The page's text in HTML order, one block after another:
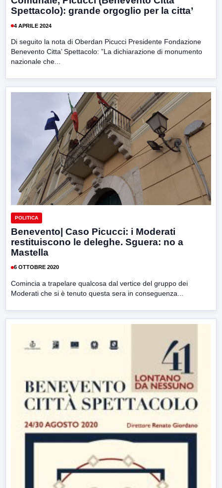
Spettacolo): grande orgoglio per la citta’
4 APRILE 2024
Di seguito la nota di Oberdan Picucci Presidente Fondazione
Benevento Citta’ Spettacolo: ”La dichiarazione di monumento
nazionale che...
POLITICA
Benevento| Caso Picucci: i Moderati
restituiscono le deleghe. Sguera: no a
Mastella
6 OTTOBRE 2020
Comincia a trapelare qualcosa dal vertice del gruppo dei
Moderati che si è tenuto questa sera in conseguenza...